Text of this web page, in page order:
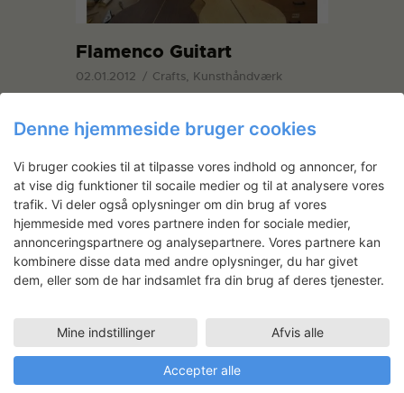
Flamenco Guitart
02.01.2012 Crafts, Kunsthåndværk
kærlighed til Flamencoguitaren, som han i
længere tid har drømt om at forenkle.
Med fokus på kun det mest nødvendige i
konstruktionen og ved at eksperimentere
med forskellige træsorter sætter han
instrumentets egensindige klang og den
simple æstetik i…
READ MORE
Denne hjemmeside bruger cookies
Vi bruger cookies til at tilpasse vores indhold og annoncer, for
at vise dig funktioner til socaile medier og til at analysere vores
trafik. Vi deler også oplysninger om din brug af vores
hjemmeside med vores partnere inden for sociale medier,
annonceringspartnere og analysepartnere. Vores partnere kan
kombinere disse data med andre oplysninger, du har givet
dem, eller som de har indsamlet fra din brug af deres tjenester.
Mine indstillinger Afvis alle
Accepter alle